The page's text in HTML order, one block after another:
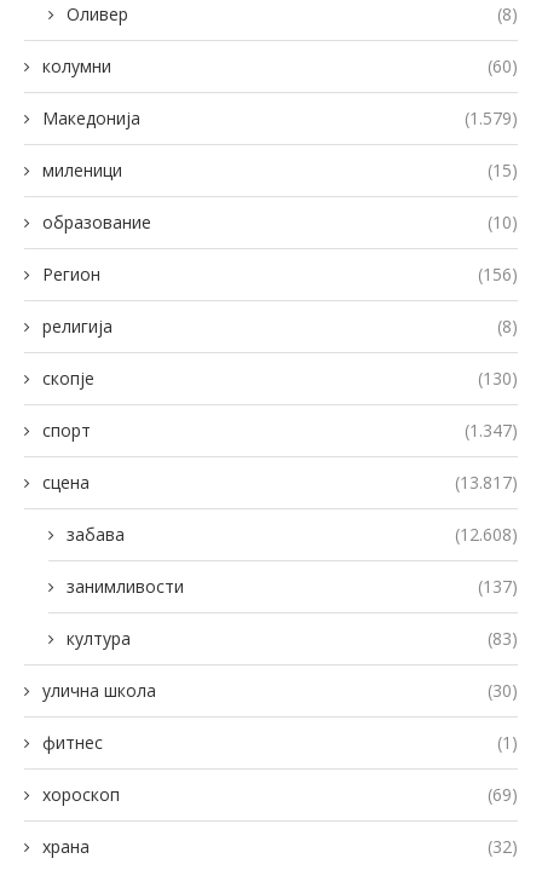
Оливер (8)
колумни (60)
Македонија (1.579)
миленици (15)
образование (10)
Регион (156)
религија (8)
скопје (130)
спорт (1.347)
сцена (13.817)
забава (12.608)
занимливости (137)
култура (83)
улична школа (30)
фитнес (1)
хороскоп (69)
храна (32)